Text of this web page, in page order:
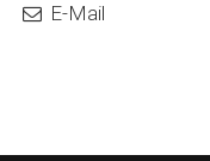
E-Mail